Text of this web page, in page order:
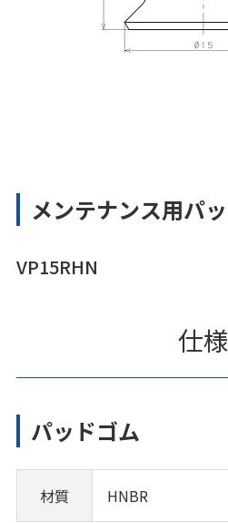
メンテナンス用パ
VP15RHN
仕様
パッドゴム
材質 HNBR